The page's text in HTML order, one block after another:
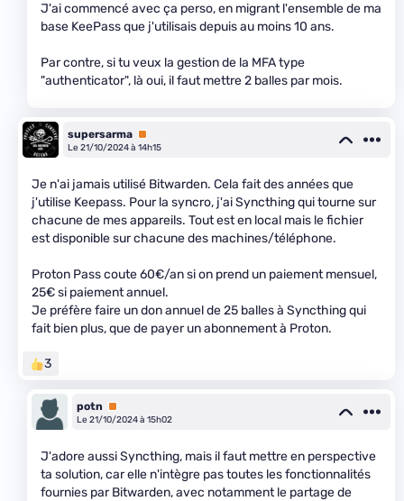
J'ai commencé avec ça perso, en migrant l'ensemble de ma
base KeePass que j'utilisais depuis au moins 10 ans.
Par contre, si tu veux la gestion de la MFA type
"authenticator", là oui, il faut mettre 2 balles par mois.
supersarma Premium
Le 21/10/2024 à 14h15
Je n'ai jamais utilisé Bitwarden. Cela fait des années que
j'utilise Keepass. Pour la syncro, j'ai Syncthing qui tourne sur
chacune de mes appareils. Tout est en local mais le fichier
est disponible sur chacune des machines/téléphone.
Proton Pass coute 60€/an si on prend un paiement mensuel,
25€ si paiement annuel.
Je préfère faire un don annuel de 25 balles à Syncthing qui
fait bien plus, que de payer un abonnement à Proton.
3
potn
Premium
Le 21/10/2024 à 15h02
J'adore aussi Syncthing, mais il faut mettre en perspective
ta solution, car elle n'intègre pas toutes les fonctionnalités
fournies par Bitwarden, avec notamment le partage de